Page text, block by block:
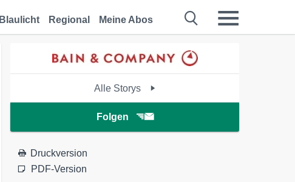
Blaulicht Regional Meine Abos
Alle Storys
Folgen
Druckversion
PDF-Version